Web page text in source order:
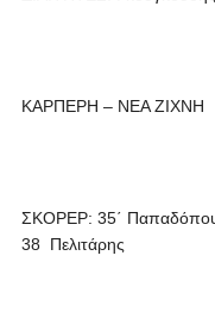
ΚΑΡΠΕΡΗ –
ΣΚΟΡΕΡ: 35΄
38 Πελιτάρης